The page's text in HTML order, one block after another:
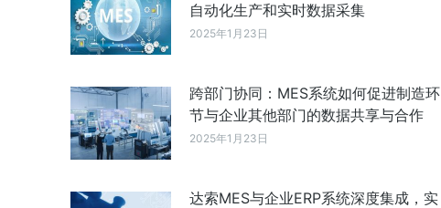
自动化生产和实时数据采集
2025年1月23日
跨部门协同：MES系统如何促进制造环
节与企业其他部门的数据共享与合作
2025年1月23日
达索MES与企业ERP系统深度集成，实